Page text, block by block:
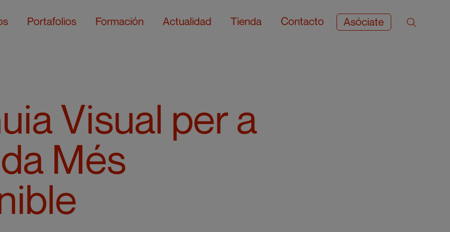
Portafolios Formación Actualidad Tienda Contacto Asóciate
Visual per a
Més